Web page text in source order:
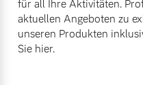
Finanzierung &
Versicherung
für all Ihre Aktivitäten.
aktuellen Angeboten zu
unseren Produkten
Sie hier.